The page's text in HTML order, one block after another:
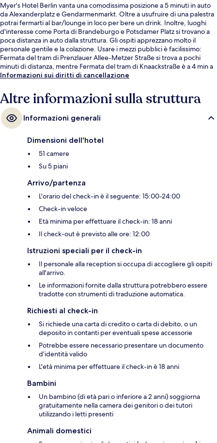
Myer's Hotel Berlin vanta una comodissima posizione a 5 minuti in auto
da Alexanderplatz e Gendarmenmarkt. Oltre a usufruire di una palestra
potrai fermarti al bar/lounge in loco per bere un drink. Inoltre, luoghi
d'interesse come Porta di Brandeburgo e Potsdamer Platz si trovano a
poca distanza in auto dalla struttura. Gli ospiti apprezzano molto il
personale gentile e la colazione. Usare i mezzi pubblici è facilissimo:
Fermata del tram di Prenzlauer Allee-Metzer Straße si trova a pochi
minuti di distanza, mentre Fermata del tram di Knaackstraße è a 4 min a
piedi.
Informazioni sui diritti di cancellazione
Altre informazioni sulla struttura
Informazioni generali
Dimensioni dell'hotel
51 camere
Su 5 piani
Arrivo/partenza
L'orario del check-in è il seguente: 15:00-24:00
Check-in veloce
Età minima per effettuare il check-in: 18 anni
Il check-out è previsto alle ore: 12:00
Istruzioni speciali per il check-in
Il personale alla reception si occupa di accogliere gli ospiti
all'arrivo.
Le informazioni fornite dalla struttura potrebbero essere
tradotte con strumenti di traduzione automatica.
Richiesti al check-in
Si richiede una carta di credito o carta di debito, o un
deposito in contanti per eventuali spese accessorie
Potrebbe essere necessario presentare un documento
d’identità valido
L'età minima per effettuare il check-in è 18 anni
Bambini
Un bambino (di età pari o inferiore a 2 anni) soggiorna
gratuitamente nella camera dei genitori o dei tutori
utilizzando i letti presenti
Animali domestici